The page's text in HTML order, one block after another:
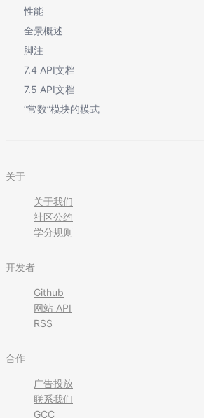
性能
全景概述
脚注
7.4 API文档
7.5 API文档
“常数”模块的模式
关于
关于我们
社区公约
学分规则
开发者
Github
网站 API
RSS
合作
广告投放
联系我们
GCC